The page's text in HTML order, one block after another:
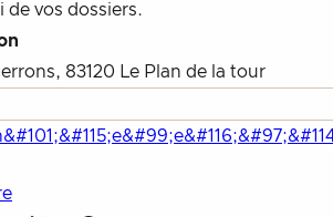
de vos dossiers.
83120 Le Plan de la tour